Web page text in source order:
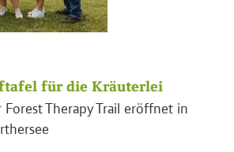
für die Kräuterlei
Forest Therapy Trail eröffnet in